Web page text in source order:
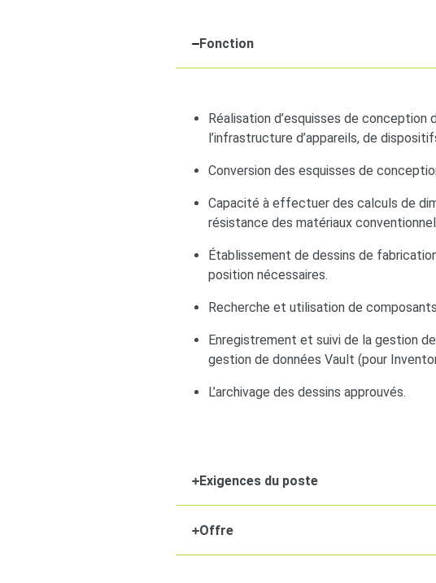
Fonction
Réalisation d’esquisses de
l’infrastructure d’appareils, de
Conversion des esquisses de
Capacité à effectuer des calculs de
résistance des matériaux
Établissement de dessins de
position nécessaires.
Recherche et utilisation de
Enregistrement et suivi de la gestion
gestion de données Vault (pour
L’archivage des dessins approuvés.
Exigences du poste
Offre